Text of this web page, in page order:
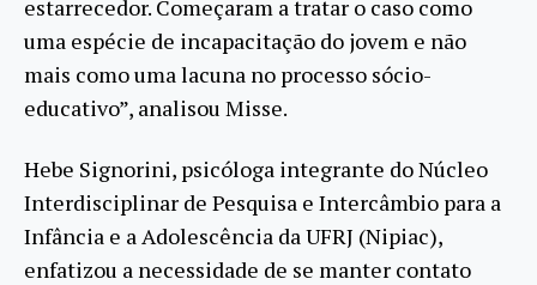
estarrecedor. Começaram a tratar o caso como
uma espécie de incapacitação do jovem e não
mais como uma lacuna no processo sócio-
educativo”, analisou Misse.
Hebe Signorini, psicóloga integrante do Núcleo
Interdisciplinar de Pesquisa e Intercâmbio para a
Infância e a Adolescência da UFRJ (Nipiac),
enfatizou a necessidade de se manter contato